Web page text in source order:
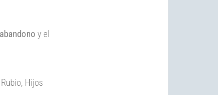
abandono y el
Hijos